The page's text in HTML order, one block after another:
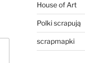
House of Art
Polki scrapują
scrapmapki